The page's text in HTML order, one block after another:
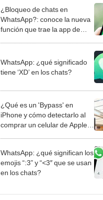
¿Bloqueo de chats en
WhatsApp?: conoce la nueva
función que trae la app de
WhatsApp: ¿qué significado
tiene ‘XD’ en los chats?
¿Qué es un 'Bypass' en
iPhone y cómo detectarlo al
comprar un celular de Apple
WhatsApp: ¿qué significan los
emojis “:3” y “<3″ que se usan
en los chats?